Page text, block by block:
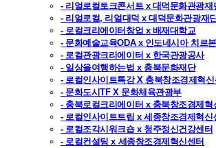
- 리얼로컬토크콘서트 x 대덕문화관광재
- 리얼로컬, 리얼대덕 x 대덕문화관광재
- 로컬크리에이터창업 x 배재대학교
- 문화예술교육ODA x 인도네시아 치르본
- 로컬관광크리에이터 x 한국관광공사
- 일상을여행하는법 x 충북문화재단
- 로컬인사이트특강 X 충북창조경제혁신
- 문화도시TF X 문화체육관광부
- 충북로컬크리에이터 x 충북창조경제혁
- 로컬인사이트트립 x 세종창조경제혁신
- 로컬조각시워크숍 x 청주정신건강센터
- 로컬컨설팅 x 세종창조경제혁신센터